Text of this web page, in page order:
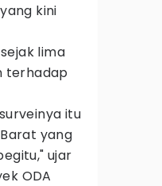
kini
lima
terhadap
itu
yang
ujar
ODA